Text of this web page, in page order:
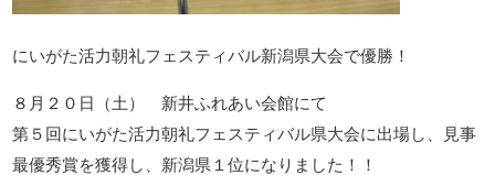
にいがた活力朝礼フェスティバル新潟県大会で優勝！
８月２０日（土） 新井ふれあい会館にて
第５回にいがた活力朝礼フェスティバル県大会に出場し、見事
最優秀賞を獲得し、新潟県１位になりました！！